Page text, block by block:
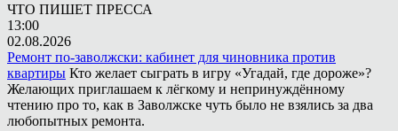
ЧТО ПИШЕТ ПРЕССА
13:00
02.08.2026
Ремонт по-заволжски: кабинет для чиновника против
квартиры Кто желает сыграть в игру «Угадай, где дороже»?
Желающих приглашаем к лёгкому и непринуждённому
чтению про то, как в Заволжске чуть было не взялись за два
любопытных ремонта.